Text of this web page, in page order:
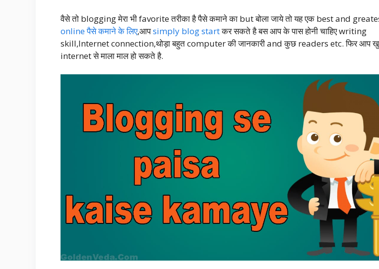
वैसे तो blogging मेरा भी favorite तरीका है पैसे कमाने का but बोला जाये तो यह एक best and
online पैसे कमाने के लिए,आपsimply blog startकर सकते है बस आप के पास होनी चाहिए writing
skill,Internet connection,थोड़ा बहुत computer की जानकारी and कुछ readers etc. फिर आप
internet से माला माल हो सकते है.